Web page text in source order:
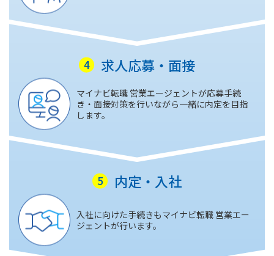
求人応募・面接
マイナビ転職 営業エージェントが応募手続
き・面接対策を行いながら一緒に内定を目指
します。
内定・入社
入社に向けた手続きもマイナビ転職 営業エー
ジェントが行います。